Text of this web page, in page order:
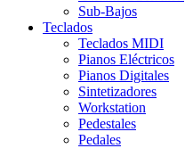
Sub-Bajos
Teclados
Teclados MIDI
Pianos Eléctricos
Pianos Digitales
Sintetizadores
Workstation
Pedestales
Pedales